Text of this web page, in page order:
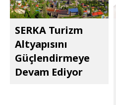
SERKA Turizm
Altyapısını
Güçlendirmeye
Devam Ediyor